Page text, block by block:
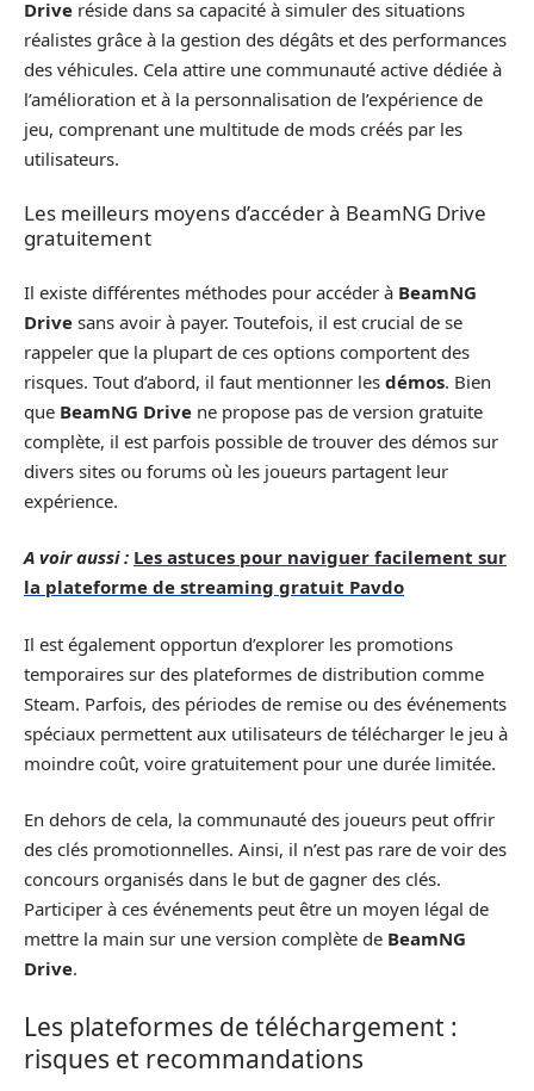
Drive réside dans sa capacité à simuler des situations
réalistes grâce à la gestion des dégâts et des performances
des véhicules. Cela attire une communauté active dédiée à
l’amélioration et à la personnalisation de l’expérience de
jeu, comprenant une multitude de mods créés par les
utilisateurs.
Les meilleurs moyens d’accéder à BeamNG Drive
gratuitement
Il existe différentes méthodes pour accéder à BeamNG
Drive sans avoir à payer. Toutefois, il est crucial de se
rappeler que la plupart de ces options comportent des
risques. Tout d’abord, il faut mentionner les démos. Bien
que BeamNG Drive ne propose pas de version gratuite
complète, il est parfois possible de trouver des démos sur
divers sites ou forums où les joueurs partagent leur
expérience.
A voir aussi : Les astuces pour naviguer facilement sur
la plateforme de streaming gratuit Pavdo
Il est également opportun d’explorer les promotions
temporaires sur des plateformes de distribution comme
Steam. Parfois, des périodes de remise ou des événements
spéciaux permettent aux utilisateurs de télécharger le jeu à
moindre coût, voire gratuitement pour une durée limitée.
En dehors de cela, la communauté des joueurs peut offrir
des clés promotionnelles. Ainsi, il n’est pas rare de voir des
concours organisés dans le but de gagner des clés.
Participer à ces événements peut être un moyen légal de
mettre la main sur une version complète de BeamNG
Drive.
Les plateformes de téléchargement :
risques et recommandations